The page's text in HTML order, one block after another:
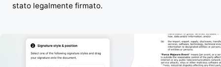
stato legalmente firmato.